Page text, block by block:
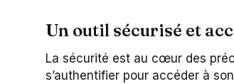
Un outil sécurisé et
La sécurité est au cœur des
s’authentifier pour accéder à